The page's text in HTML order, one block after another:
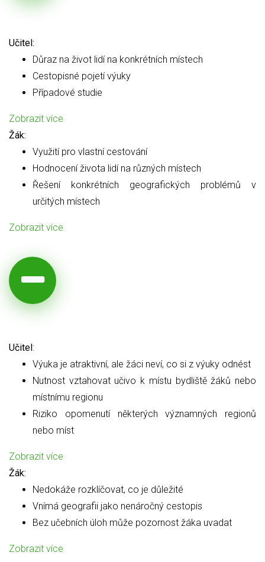
Učitel:
Důraz na život lidí na konkrétních místech
Cestopisné pojetí výuky
Případové studie
Zobrazit více
Žák:
Využití pro vlastní cestování
Hodnocení života lidí na různých místech
Řešení konkrétních geografických problémů v
určitých místech
Zobrazit více
Učitel :
Výuka je atraktivní, ale žáci neví, co si z výuky odnést
Nutnost vztahovat učivo k místu bydliště žáků nebo
místnímu regionu
Riziko opomenutí některých významných regionů
nebo míst
Zobrazit více
Žák:
Nedokáže rozklíčovat, co je důležité
Vnímá geografii jako nenáročný cestopis
Bez učebních úloh může pozornost žáka uvadat
Zobrazit více